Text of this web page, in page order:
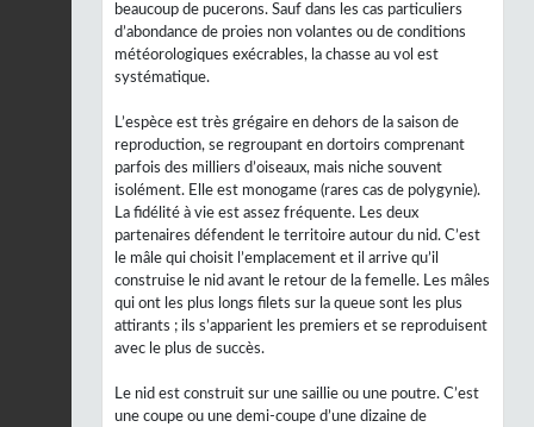
beaucoup de pucerons. Sauf dans les cas particuliers
d’abondance de proies non volantes ou de conditions
météorologiques exécrables, la chasse au vol est
systématique.
L’espèce est très grégaire en dehors de la saison de
reproduction, se regroupant en dortoirs comprenant
parfois des milliers d’oiseaux, mais niche souvent
isolément. Elle est monogame (rares cas de polygynie).
La fidélité à vie est assez fréquente. Les deux
partenaires défendent le territoire autour du nid. C’est
le mâle qui choisit l’emplacement et il arrive qu’il
construise le nid avant le retour de la femelle. Les mâles
qui ont les plus longs filets sur la queue sont les plus
attirants ; ils s’apparient les premiers et se reproduisent
avec le plus de succès.
Le nid est construit sur une saillie ou une poutre. C’est
une coupe ou une demi-coupe d’une dizaine de